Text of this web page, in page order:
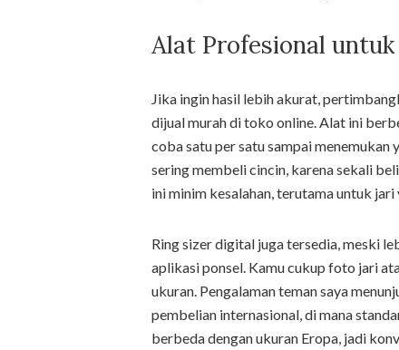
Alat Profesional
Jika ingin hasil lebih akurat,
dijual murah di toko online. Alat ini
coba satu per satu sampai menemukan
sering membeli cincin, karena sekali
ini minim kesalahan, terutama untuk
Ring sizer digital juga tersedia, meski
aplikasi ponsel. Kamu cukup foto jari
ukuran. Pengalaman teman saya
pembelian internasional, di mana
berbeda dengan ukuran Eropa, jadi